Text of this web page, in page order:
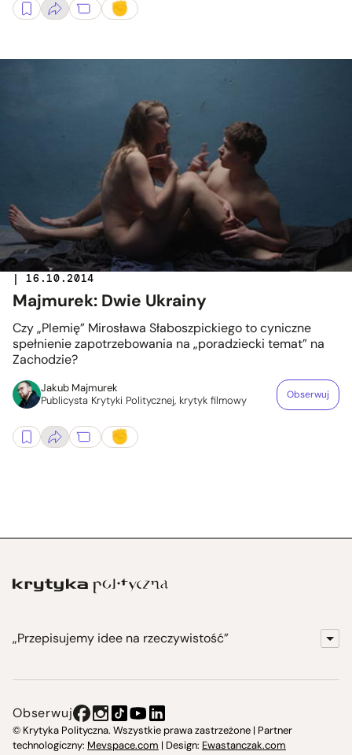
| 16.10.2014
Majmurek: Dwie Ukrainy
Czy „Plemię” Mirosława Słaboszpickiego to cyniczne
spełnienie zapotrzebowania na „poradziecki temat” na
Zachodzie?
Jakub Majmurek
Publicysta Krytyki Politycznej, krytyk filmowy
Obserwuj
„Przepisujemy idee na rzeczywistość”
Instytut Krytyki Politycznej
Obserwuj
© Krytyka Polityczna. Wszystkie prawa zastrzeżone | Partner
technologiczny: Mevspace.com | Design: Ewastanczak.com